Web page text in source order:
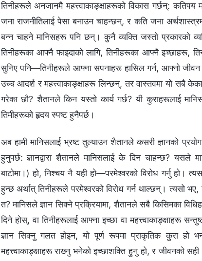
तिनीहरूले अनजानमै महत्त्वाकाङ्क्षाहरूको विकास गर्छन्:
जना राजनीतिलाई पेसा बनाउन चाहन्छन्, र कति जना
बन्‍न चाहने मानिसहरू पनि छन्। कुनै व्यक्ति जस्तो प्रकारको
तिनीहरूका आफ्‍नै फाइदाको लागि, तिनीहरूका आफ्‍नै इच्‍छाहरू,
सुनिए पनि—तिनीहरूले आफ्‍ना सपनाहरू हासिल गर्न, आफ्‍नो जीवन
उच्च आदर्श र महत्त्वाकाङ्क्षाहरू लिन्छन्, तर वास्तवमा यो सबै
गरेका छौ? शैतानले किन यस्तो कार्य गर्छ? यी कुराहरूलाई
तिमीहरूको हृदय स्पष्ट हुनैपर्छ।
अब हामी मानिसलाई भ्रष्ट तुल्याउन शैतानले कसरी ज्ञानको
हुनुपर्छ: ज्ञानद्वारा शैतानले मानिसलाई के दिन चाहन्छ? यसले
बाटोमा।) हो, निश्‍चय नै यही हो—परमेश्‍वरको विरोध गर्नु हो।
हुन्छ अर्थात् तिनीहरूले परमेश्‍वरको विरोध गर्न थाल्छन्। त्यसो
त? मानिसले ज्ञान सिक्‍ने प्रक्रियामा, शैतानले सबै किसिमका
दिने होस्, वा तिनीहरूलाई आफ्ना इच्‍छा वा महत्त्वाकाङ्क्षाहरू
ज्ञान सिक्‍नु गलत होइन, यो पूर्ण रूपमा प्राकृतिक कुरा हो
महत्त्वाकाङ्क्षाहरू राख्‍नु भनेको इच्‍छाशक्ति हुनु हो, र जीवनको